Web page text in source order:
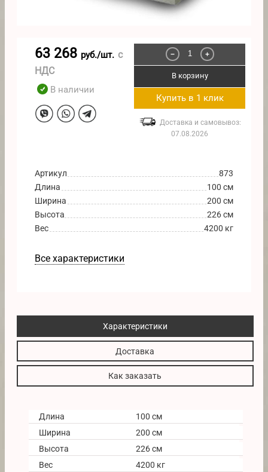
63 268 руб./шт. с
НДС
В наличии
− +
В корзину
Купить в 1 клик
Доставка и самовывоз:
07.08.2026
Артикул
873
Длина
100 см
Ширина
200 см
Высота
226 см
Вес
4200 кг
Все характеристики
Характеристики
Доставка
Как заказать
Длина
100 см
Ширина
200 см
Высота
226 см
Вес
4200 кг